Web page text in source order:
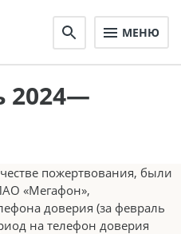
МЕНЮ
2024—
пожертвования, были
«Мегафон»,
доверия (за февраль
на телефон доверия